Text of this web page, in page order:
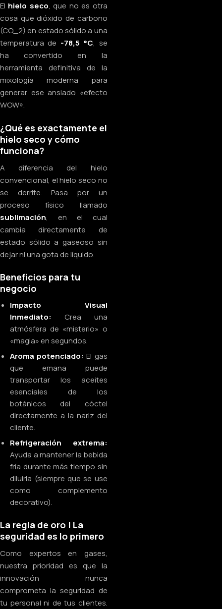
El hielo seco, que no es otra
cosa que dióxido de carbono
(CO_2) en estado sólido a una
temperatura de -78,5 °C, se
ha convertido en la
herramienta definitiva de la
mixología moderna para
generar ese ansiado «efecto
WOW».
¿Qué es exactamente el
hielo seco y cómo
funciona?
A diferencia del hielo
convencional, el hielo seco no
se derrite. Pasa por un
proceso físico llamado
sublimación, en el cual
cambia directamente de
estado sólido a gaseoso sin
dejar ni una gota de líquido.
Beneficios para tu
negocio
Impacto Visual
Inmediato:
Crea una
atmósfera de «misterio» o
«magia» en segundos.
Aroma potenciado: El gas
que emana puede
transportar los aceites
esenciales de los
botánicos del cóctel
directamente a la nariz del
cliente.
Refrigeración extrema:
Ayuda a mantener la bebida
fría durante más tiempo sin
diluirla (siempre que se use
como complemento
decorativo).
La regla de oro | La
seguridad es lo primero
Como expertos en gases,
nuestra prioridad es que la
innovación nunca
comprometa la seguridad de
tu personal ni de tus clientes.